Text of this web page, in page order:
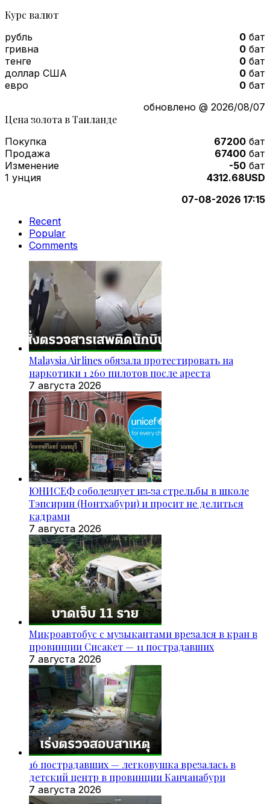
Курс валют
рубль 0 бат
гривна
0 бат
тенге
0 бат
доллар США
0 бат
евро
0 бат
обновлено @ 2026/08/07
Цена золота в Таиланде
Покупка 67200 бат
Продажа
67400 бат
Изменение
-50 бат
1 унция
4312.68USD
07-08-2026 17:15
Recent
Popular
Comments
Malaysia Airlines обязала протестировать на
наркотики 1 260 пилотов после ареста
7 августа 2026
ЮНИСЕФ соболезнует из‑за стрельбы в школе
Тэпсирин (Нонтхабури) и просит не делиться
кадрами
7 августа 2026
Микроавтобус с музыкантами врезался в кран в
провинции Сисакет — 11 пострадавших
7 августа 2026
16 пострадавших — легковушка врезалась в
детский центр в провинции Канчанабури
7 августа 2026